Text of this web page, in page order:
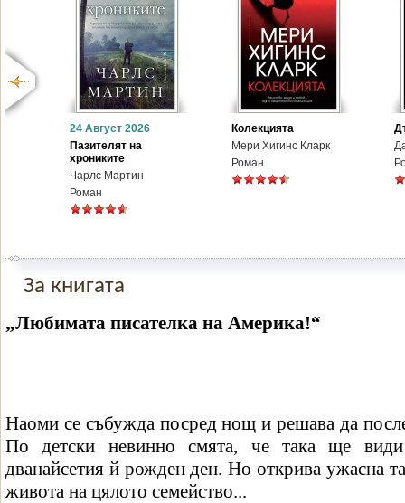
24 Август 2026
Пазителят на
хрониките
Чарлс Мартин
Роман
Колекцията
Мери Хигинс Кларк
Роман
За книгата
„Любимата писателка на Америка!“
Наоми се събужда посред нощ и решава да
По детски невинно смята, че така ще види
дванайсетия й рожден ден. Но открива ужасна
живота на цялото семейство...